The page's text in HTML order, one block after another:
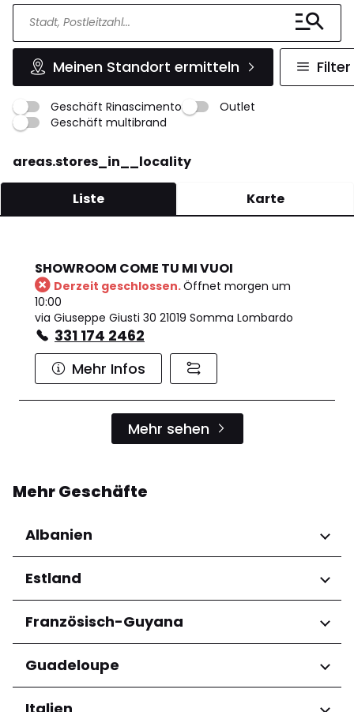
Meinen Standort ermitteln Filter
Geschäft Rinascimento
Outlet
Geschäft multibrand
areas.stores_in__locality
Liste Karte
SHOWROOM COME TU MI VUOI
Derzeit geschlossen.Öffnet morgen um
10:00
via Giuseppe Giusti 30 21019 Somma Lombardo
331 174 2462
Mehr Infos
Mehr sehen
Mehr Geschäfte
Albanien
Regionen
Qarku i Tiranës
Estland
Regionen
Harju maakond
Tartu maakond
Französisch-Guyana
Regionen
Arrondissement de Cayenne
Guadeloupe
Regionen